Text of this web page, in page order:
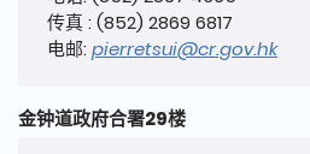
传真 : (852) 2869 6817
电邮: pierretsui@cr.gov.hk
金钟道政府合署29楼